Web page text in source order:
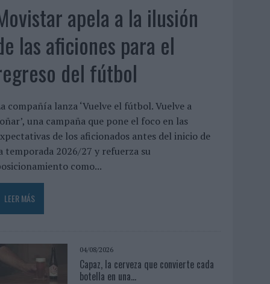
apela a la ilusión
las aficiones para el
del fútbol
compañía lanza ‘Vuelve el fútbol. Vuelve a
una campaña que pone el foco en las
de los aficionados antes del inicio de
temporada 2026/27 y refuerza su
como...
LEER MÁS
04/08/2026
Capaz, la cerveza que convierte cada
botella en una...